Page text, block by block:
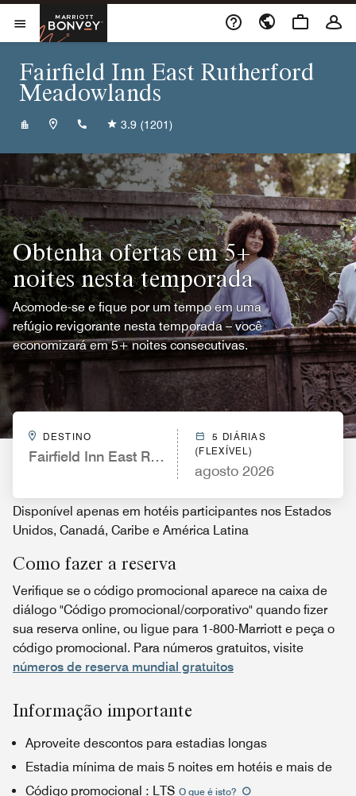
Skip to Content
Abrir menu
Marriott Bonvoy
Fairfield Inn East Rutherford
Meadowlands
+12015075222
3.9 (1201)
Obtenha ofertas em 5+
noites nesta temporada
Acomode-se e fique por um tempo em uma
refúgio revigorante nesta temporada – você
economizará em 5+ noites consecutivas.
DESTINO
Fairfield Inn East Rutherford Meadowlands
5 DIÁRIAS
(FLEXÍVEL)
agosto 2026
Disponível apenas em hotéis participantes nos Estados
Unidos, Canadá, Caribe e América Latina
Como fazer a reserva
Verifique se o código promocional aparece na caixa de
diálogo "Código promocional/corporativo" quando fizer
sua reserva online, ou ligue para 1-800-Marriott e peça o
código promocional. Para números gratuitos, visite
números de reserva mundial gratuitos
Informação importante
Aproveite descontos para estadias longas
Estadia mínima de mais 5 noites em hotéis e mais de
Código promocional : LTS O que é isto?